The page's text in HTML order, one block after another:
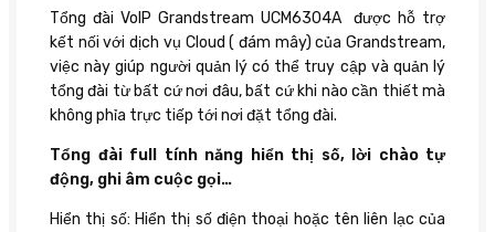
Tổng đài VoIP Grandstream UCM6304A được hỗ trợ
kết nối với dịch vụ Cloud ( đám mây) của Grandstream,
việc này giúp người quản lý có thể truy cập và quản lý
tổng đài từ bất cứ nơi đâu, bất cứ khi nào cần thiết mà
không phỉa trực tiếp tới nơi đặt tổng đài.
Tổng đài full tính năng hiển thị số, lời chào tự
động, ghi âm cuộc gọi…
Hiển thị số: Hiển thị số điện thoại hoặc tên liên lạc của